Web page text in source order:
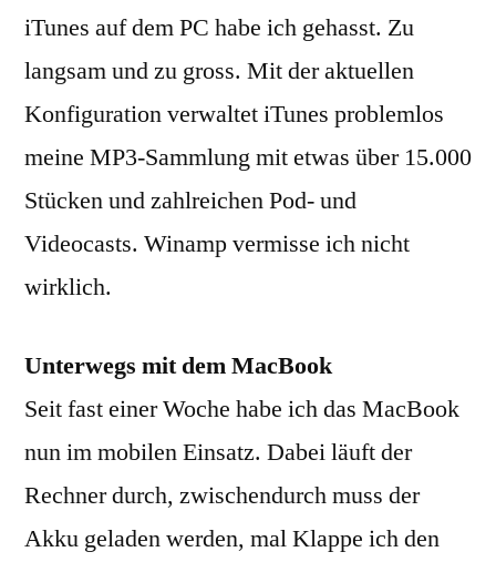
iTunes auf dem PC habe ich gehasst. Zu
langsam und zu gross. Mit der aktuellen
Konfiguration verwaltet iTunes problemlos
meine MP3-Sammlung mit etwas über 15.000
Stücken und zahlreichen Pod- und
Videocasts. Winamp vermisse ich nicht
wirklich.
Unterwegs mit dem MacBook
Seit fast einer Woche habe ich das MacBook
nun im mobilen Einsatz. Dabei läuft der
Rechner durch, zwischendurch muss der
Akku geladen werden, mal Klappe ich den